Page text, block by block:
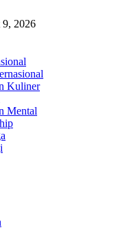
9, 2026
Kuliner
Mental